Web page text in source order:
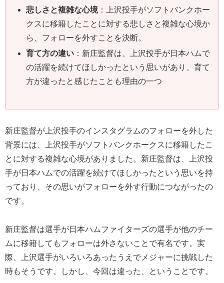
悲しさと複雑な心境：上沢投手がソフトバンクホー
クスに移籍したことに対する悲しさと複雑な心境か
ら、フォローを外すことを決断。
育て方の違い ：新庄監督は、上沢投手が日本ハムで
の活躍を続けてほしかったという思いがあり、育て
方が違ったと感じたことも理由の一つ
新庄監督が上沢投手のインスタグラムのフォローを外した
背景には、上沢投手がソフトバンクホークスに移籍したこ
とに対する複雑な心境がありました。新庄監督は、上沢投
手が日本ハムでの活躍を続けてほしかったという思いを持
っており、その思いがフォローを外す行動につながったの
です。
新庄監督は選手が日本ハムファイターズの選手が他のチー
ムに移籍してもフォローは外さないことで有名です。実
際、上沢選手がいろいろあったうえでメジャーに挑戦した
時もそうです。しかし、今回は違った、ということです。